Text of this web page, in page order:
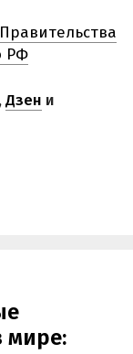
РФ
,Дзен и
мире: